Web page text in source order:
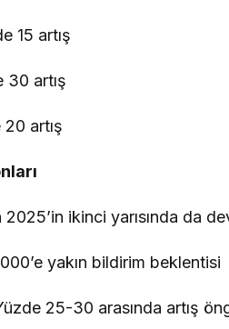
15 artış
30 artış
artış
ikinci yarısında da
yakın bildirim beklentisi
25-30 arasında artış